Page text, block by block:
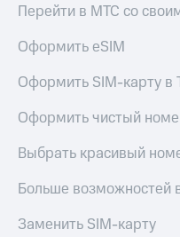
Перейти в МТС со
Оформить eSIM
Оформить SIM-карту в
Оформить чистый
Выбрать красивый
Больше возможностей
Заменить SIM-карту